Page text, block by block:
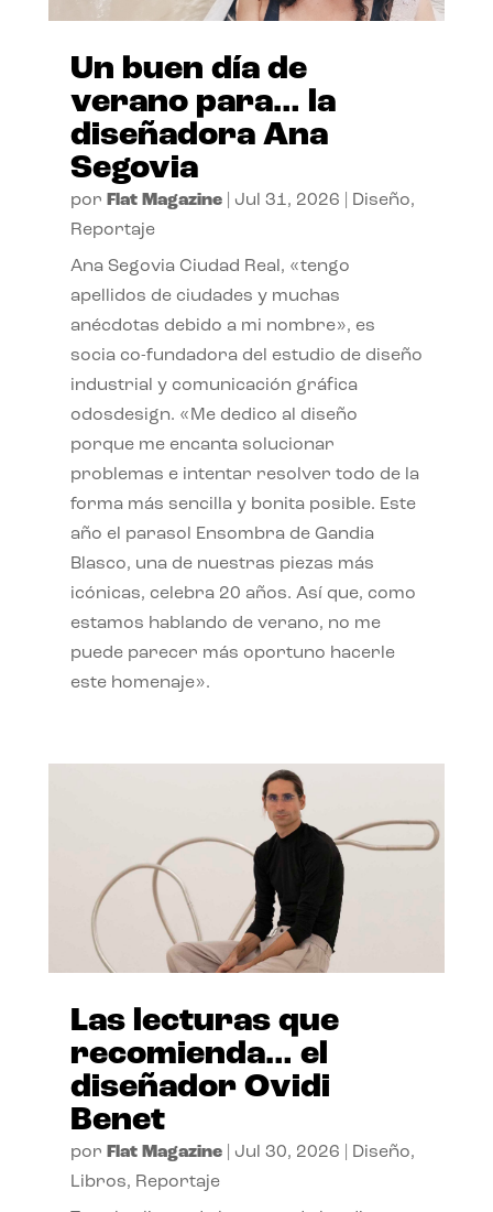
Un buen día de
verano para… la
diseñadora Ana
Segovia
por Flat Magazine| Jul 31, 2026 Diseño,
Reportaje
Ana Segovia Ciudad Real, «tengo
apellidos de ciudades y muchas
anécdotas debido a mi nombre», es
socia co-fundadora del estudio de diseño
industrial y comunicación gráfica
odosdesign. «Me dedico al diseño
porque me encanta solucionar
problemas e intentar resolver todo de la
forma más sencilla y bonita posible. Este
año el parasol Ensombra de Gandia
Blasco, una de nuestras piezas más
icónicas, celebra 20 años. Así que, como
estamos hablando de verano, no me
puede parecer más oportuno hacerle
este homenaje».
Las lecturas que
recomienda… el
diseñador Ovidi
Benet
por Flat Magazine| Jul 30, 2026 Diseño,
Libros, Reportaje